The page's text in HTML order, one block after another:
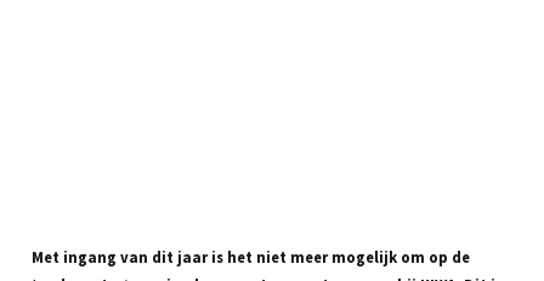
Met ingang van dit jaar is het niet meer mogelijk om op de